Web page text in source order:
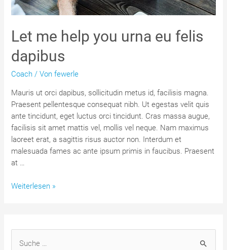
Let me help you urna eu felis
dapibus
Coach / Vonfewerle
Mauris ut orci dapibus, sollicitudin metus id, facilisis magna.
Praesent pellentesque consequat nibh. Ut egestas velit quis
ante tincidunt, eget luctus orci tincidunt. Cras massa augue,
facilisis sit amet mattis vel, mollis vel neque. Nam maximus
laoreet erat, a sagittis risus auctor non. Interdum et
malesuada fames ac ante ipsum primis in faucibus. Praesent
at …
Let
urna
Weiterlesen »